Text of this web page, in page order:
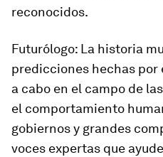
reconocidos.
Futurólogo: La historia
predicciones hechas por
a cabo en el campo de
el comportamiento
gobiernos y grandes
voces expertas que